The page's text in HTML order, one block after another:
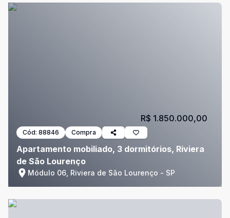
Cód: 88846 Compra
Apartamento mobiliado, 3 dormitórios, Riviera
de São Lourenço
Módulo 06, Riviera de São Lourenço - SP
R$ 1.850.000,00